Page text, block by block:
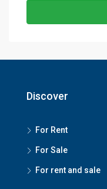
Discover
For Rent
For Sale
For rent and sale